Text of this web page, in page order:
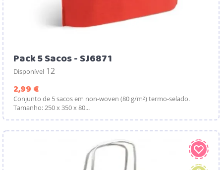
Pack 5 Sacos - SJ6871
Disponível 12
2,99 €
Conjunto de 5 sacos em non-woven (80 g/m²) termo-selado.
Tamanho: 250 x 350 x 80...